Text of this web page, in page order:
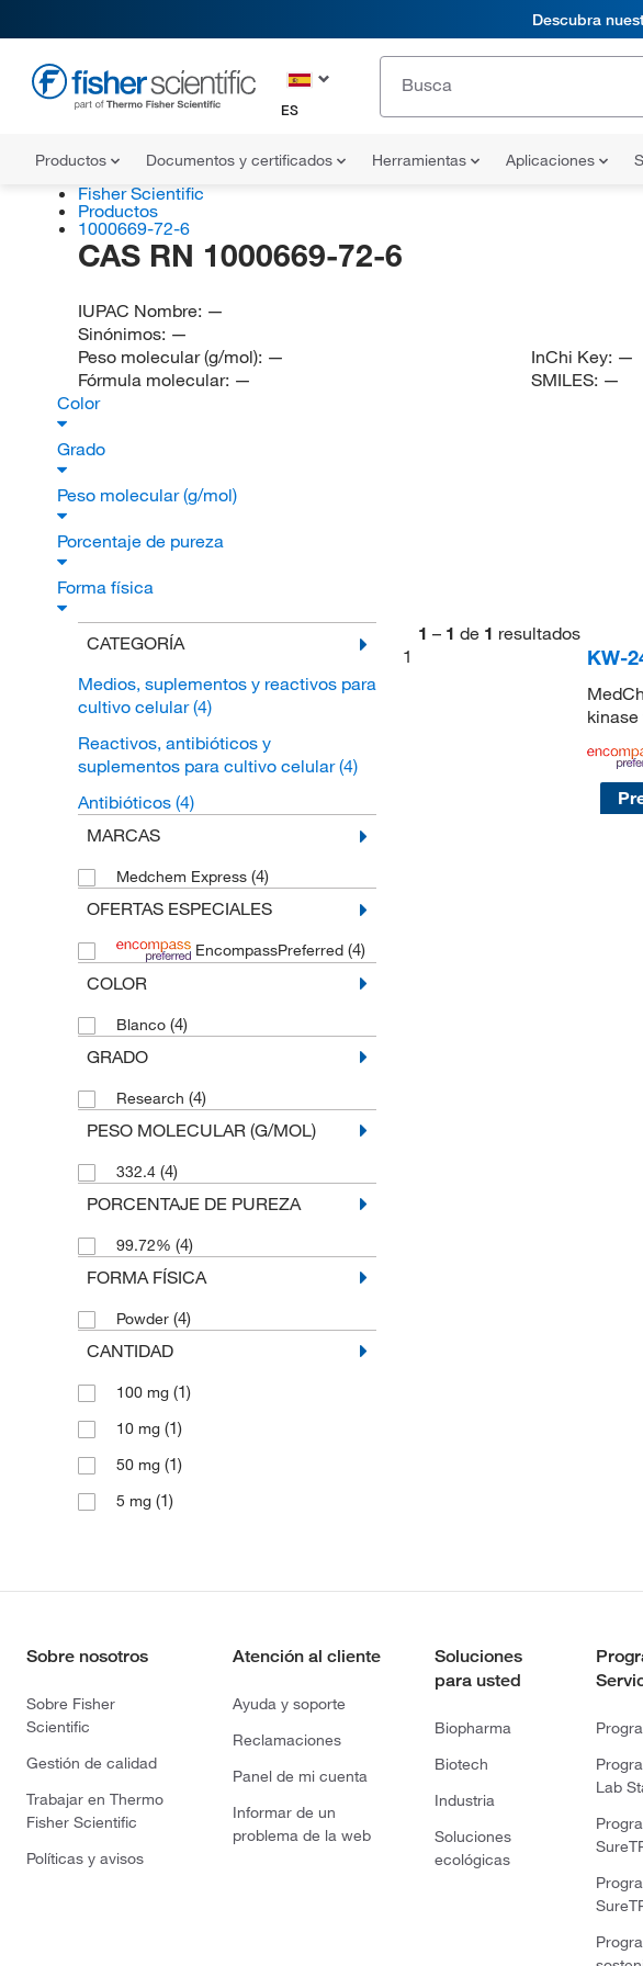
Descubra
ES
Productos Documentos y certificados Herramientas Aplicaciones
Fisher Scientific
Productos
1000669-72-6
CAS RN 1000669-72-6
IUPAC Nombre: —
Sinónimos: —
Peso molecular (g/mol): —
Fórmula molecular: —
InChi Key: —
SMILES: —
Color
Grado
Peso molecular (g/mol)
Porcentaje de pureza
Forma física
CATEGORÍA
Medios, suplementos y reactivos para
cultivo celular(4)
Reactivos, antibióticos y
suplementos para cultivo celular(4)
Antibióticos (4)
MARCAS
Medchem Express (4)
OFERTAS ESPECIALES
EncompassPreferred (4)
COLOR
Blanco (4)
GRADO
Research (4)
PESO MOLECULAR (G/MOL)
332.4 (4)
PORCENTAJE DE PUREZA
99.72% (4)
FORMA FÍSICA
Powder (4)
CANTIDAD
100 mg (1)
10 mg (1)
50 mg (1)
5 mg (1)
1 – 1 de 1 resultados
1
KW-
Sobre nosotros
Sobre Fisher
Scientific
Gestión de calidad
Trabajar en Thermo
Fisher Scientific
Políticas y avisos
Atención al cliente
Ayuda y soporte
Reclamaciones
Panel de mi cuenta
Informar de un
problema de la web
Soluciones
para usted
Biopharma
Biotech
Industria
Soluciones
ecológicas
Lab